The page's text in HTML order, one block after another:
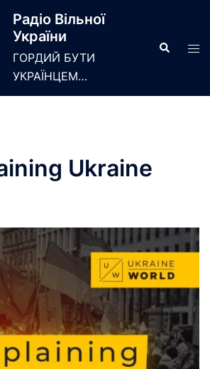
Радіо Вільної
України
ГОРДИЙ БУТИ
УКРАЇНЦЕМ…
Search
Ukraine